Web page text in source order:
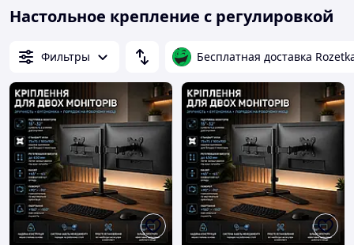
Настольное крепление с регулировкой
Фильтры Бесплатная доставка